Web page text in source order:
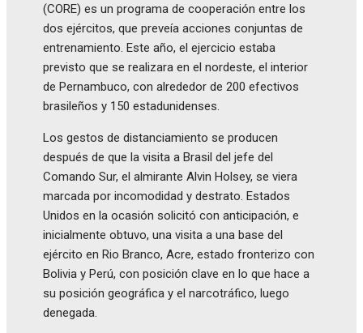
(CORE) es un programa de cooperación entre los
dos ejércitos, que preveía acciones conjuntas de
entrenamiento. Este año, el ejercicio estaba
previsto que se realizara en el nordeste, el interior
de Pernambuco, con alrededor de 200 efectivos
brasileños y 150 estadunidenses.
Los gestos de distanciamiento se producen
después de que la visita a Brasil del jefe del
Comando Sur, el almirante Alvin Holsey, se viera
marcada por incomodidad y destrato. Estados
Unidos en la ocasión solicitó con anticipación, e
inicialmente obtuvo, una visita a una base del
ejército en Rio Branco, Acre, estado fronterizo con
Bolivia y Perú, con posición clave en lo que hace a
su posición geográfica y el narcotráfico, luego
denegada.